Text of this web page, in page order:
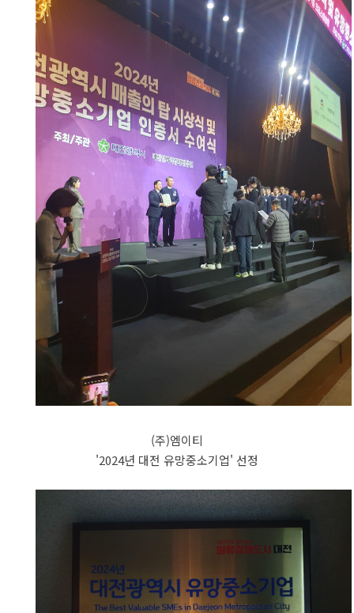
(주)엠이티
'2024년 대전 유망중소기업' 선정